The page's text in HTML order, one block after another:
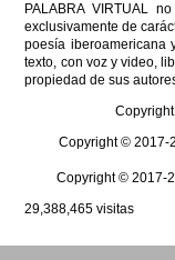
PALABRA VIRTUAL
exclusivamente de
poesía iberoamericana
texto, con voz y video,
propiedad de sus
Copyright © 2017-
Copyright © 2017-
29,388,465 visitas